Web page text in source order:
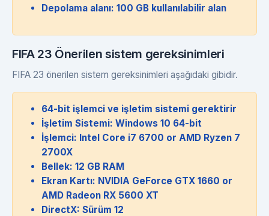
Depolama alanı: 100 GB kullanılabilir alan
FIFA 23 Önerilen sistem gereksinimleri
FIFA 23 önerilen sistem gereksinimleri aşağıdaki gibidir.
64-bit işlemci ve işletim sistemi gerektirir
İşletim Sistemi: Windows 10 64-bit
İşlemci: Intel Core i7 6700 or AMD Ryzen 7
2700X
Bellek: 12 GB RAM
Ekran Kartı: NVIDIA GeForce GTX 1660 or
AMD Radeon RX 5600 XT
DirectX: Sürüm 12